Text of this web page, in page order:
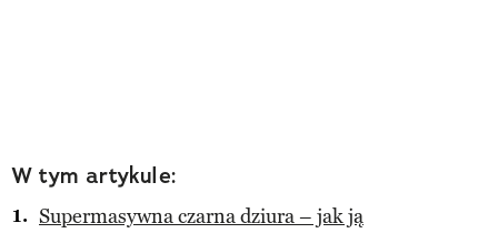
W tym artykule:
Supermasywna czarna dziura – jak ją